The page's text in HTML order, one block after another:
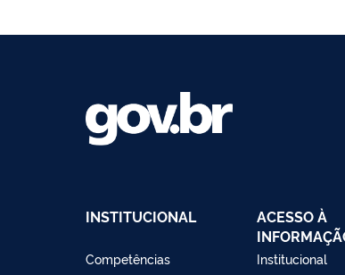
INSTITUCIONAL
Competências
ACESSO À
Institucional